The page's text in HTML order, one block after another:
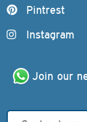
Pintrest
Instagram
Join our